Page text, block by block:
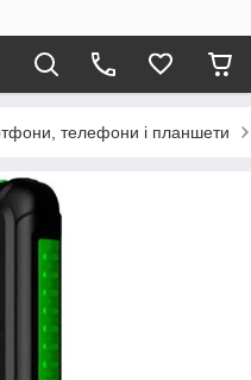
телефони і планшети